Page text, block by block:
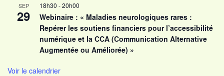
SEP
29
18h30 -20h00
Webinaire : « Maladies neurologiques rares :
Repérer les soutiens financiers pour l’accessibilité
numérique et la CCA (Communication Alternative
Augmentée ou Améliorée) »
Voir le calendrier